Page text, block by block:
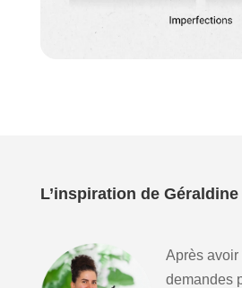
L’inspiration de Géraldine
Après
demandes